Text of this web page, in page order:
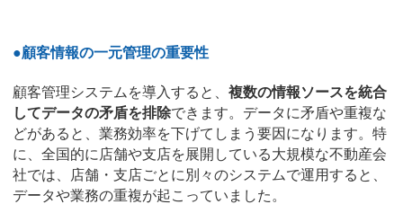
●顧客情報の一元管理の重要性
顧客管理システムを導入すると、 複数の情報ソースを統合
してデータの矛盾を排除できます。データに矛盾や重複な
どがあると、業務効率を下げてしまう要因になります。特
に、全国的に店舗や支店を展開している大規模な不動産会
社では、店舗・支店ごとに別々のシステムで運用すると、
データや業務の重複が起こっていました。